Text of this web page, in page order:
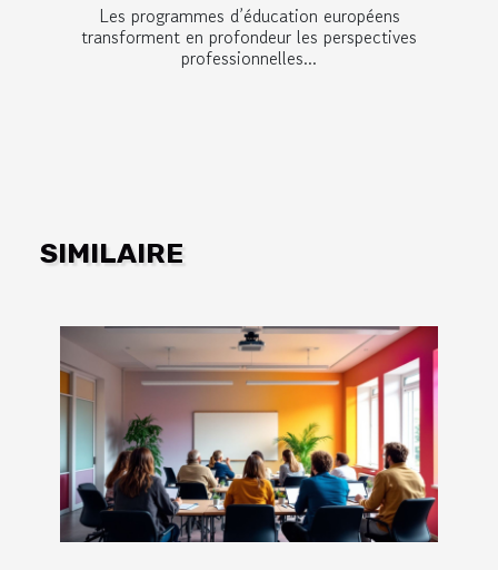
Les programmes d’éducation européens
transforment en profondeur les perspectives
professionnelles...
SIMILAIRE